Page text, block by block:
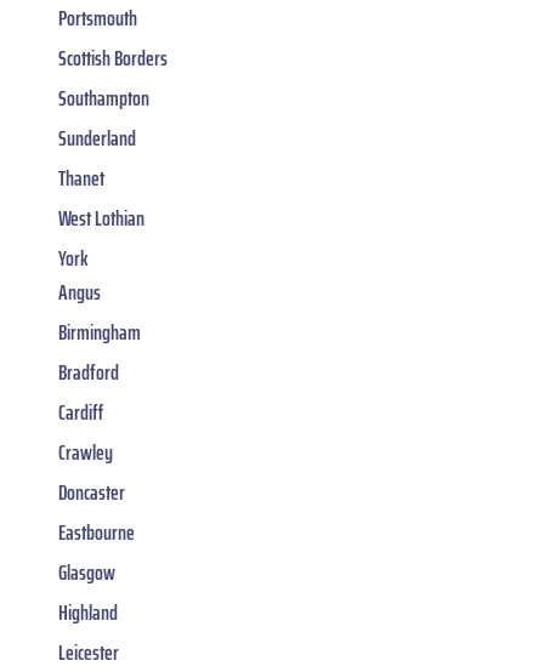
Portsmouth
Scottish Borders
Southampton
Sunderland
Thanet
West Lothian
York
Angus
Birmingham
Bradford
Cardiff
Crawley
Doncaster
Eastbourne
Glasgow
Highland
Leicester